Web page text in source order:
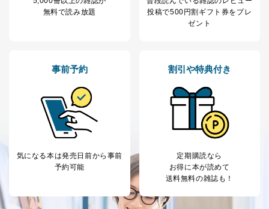
絡ください。
適切、かつ迅速に対応させていただきます。
株式会社富士山マガジンサービス 個人情報問い合わせ
係
TEL：0570-200-223
FAX：03-5459-7073
改訂：2025年2月20日
制定：2005年4月1日
株式会社富士山マガジンサービス
代表取締役会長 西野 伸一郎
無料で読み放題
投稿で500円割ギフト券をプレ
ゼント
事前予約
気になる本は発売日前から事前
予約可能
割引や特典付き
定期購読なら
お得に本が読めて
送料無料の雑誌も！